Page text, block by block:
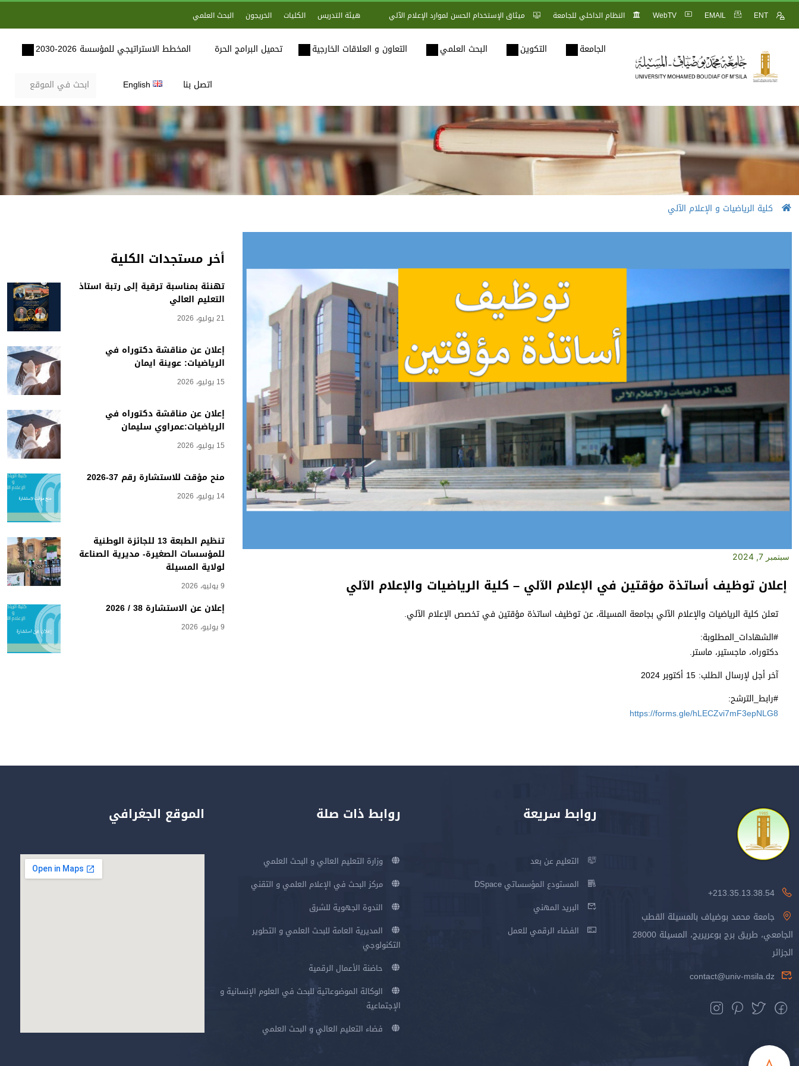
ENT
EMAIL
WebTV النظام الداخلي للجامعة ميثاق الإستخدام الحسن لموارد الإعلام الآلي هيئة التدريس الكليات الخريجون البحث العلمي
الجامعة التكوين البحث العلمي التعاون و العلاقات الخارجية تحميل البرامج الحرة المخطط الاستراتيجي للمؤسسة 2026-2030
اتصل بنا English
كلية الرياضيات و الإعلام الآلي
أخر مستجدات الكلية
تهنئة بمناسبة ترقية إلى رتبة أستاذ
التعليم العالي
21 يوليو، 2026
إعلان عن مناقشة دكتوراه في
الرياضيات: عوينة ايمان
15 يوليو، 2026
إعلان عن مناقشة دكتوراه في
الرياضيات:عمراوي سليمان
15 يوليو، 2026
منح مؤقت للاستشارة رقم 37-2026
14 يوليو، 2026
تنظيم الطبعة 13 للجائزة الوطنية
للمؤسسات الصغيرة- مديرية الصناعة
لولاية المسيلة
9 يوليو، 2026
إعلان عن الاستشارة 38 / 2026
9 يوليو، 2026
سبتمبر 7, 2024
إعلان توظيف أساتذة مؤقتين في الإعلام الآلي – كلية الرياضيات والإعلام الآلي
تعلن كلية الرياضيات والإعلام الآلي بجامعة المسيلة، عن توظيف اساتذة مؤقتين في تخصص الإعلام الآلي.
#الشهادات_المطلوبة:
دكتوراه، ماجستير، ماستر.
آخر أجل لإرسال الطلب: 15 أكتوبر 2024
#رابط_الترشح:
https://forms.gle/hLECZvi7mF3epNLG8
213.35.13.38.54+
جامعة محمد بوضياف بالمسيلة القطب
الجامعي، طريق برج بوعريريج، المسيلة 28000
الجزائر
contact@univ-msila.dz
روابط سريعة
التعليم عن بعد
المستودع المؤسساتي DSpace
البريد المهني
الفضاء الرقمي للعمل
روابط ذات صلة
وزارة التعليم العالي و البحث العلمي
مركز البحث في الإعلام العلمي و التقني
الندوة الجهوية للشرق
المديرية العامة للبحث العلمي و التطوير
التكنولوجي
حاضنة الأعمال الرقمية
الوكالة الموضوعاتية للبحث في العلوم الإنسانية و
الإجتماعية
فضاء التعليم العالي و البحث العلمي
الموقع الجغرافي